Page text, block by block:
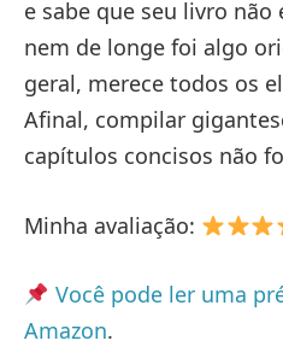
e sabe que seu livro
nem de longe foi algo
geral, merece todos os
Afinal, compilar
capítulos concisos não
Minha avaliação:
Você pode ler uma
Amazon.